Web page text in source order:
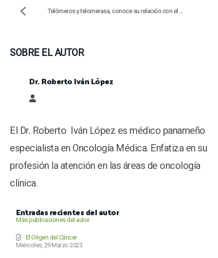
Telómeros y telomerasa, conoce su relación con el ...
SOBRE EL AUTOR
Dr. Roberto Iván López
Dr. Roberto Iván López
El Dr. Roberto Iván López es médico panameño
especialista en Oncología Médica. Enfatiza en su
profesión la atención en las áreas de oncología
clínica.
Entradas recientes del autor
Más publicaciones del autor
Miércoles, 29 Marzo 2023
El Orígen del Cáncer